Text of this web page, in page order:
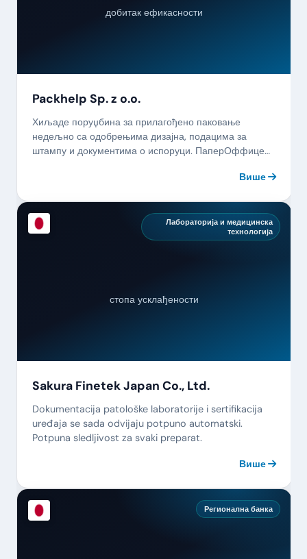
добитак ефикасности
Packhelp Sp. z o.o.
Хиљаде поруџбина за прилагођено паковање
недељно са одобрењима дизајна, подацима за
штампу и документима о испоруци. ПаперОффице
Више
Лабораторија и медицинска
технологија
стопа усклађености
Sakura Finetek Japan Co., Ltd.
Dokumentacija patološke laboratorije i sertifikacija
uređaja se sada odvijaju potpuno automatski.
Potpuna sledljivost za svaki preparat.
Више
Регионална банка